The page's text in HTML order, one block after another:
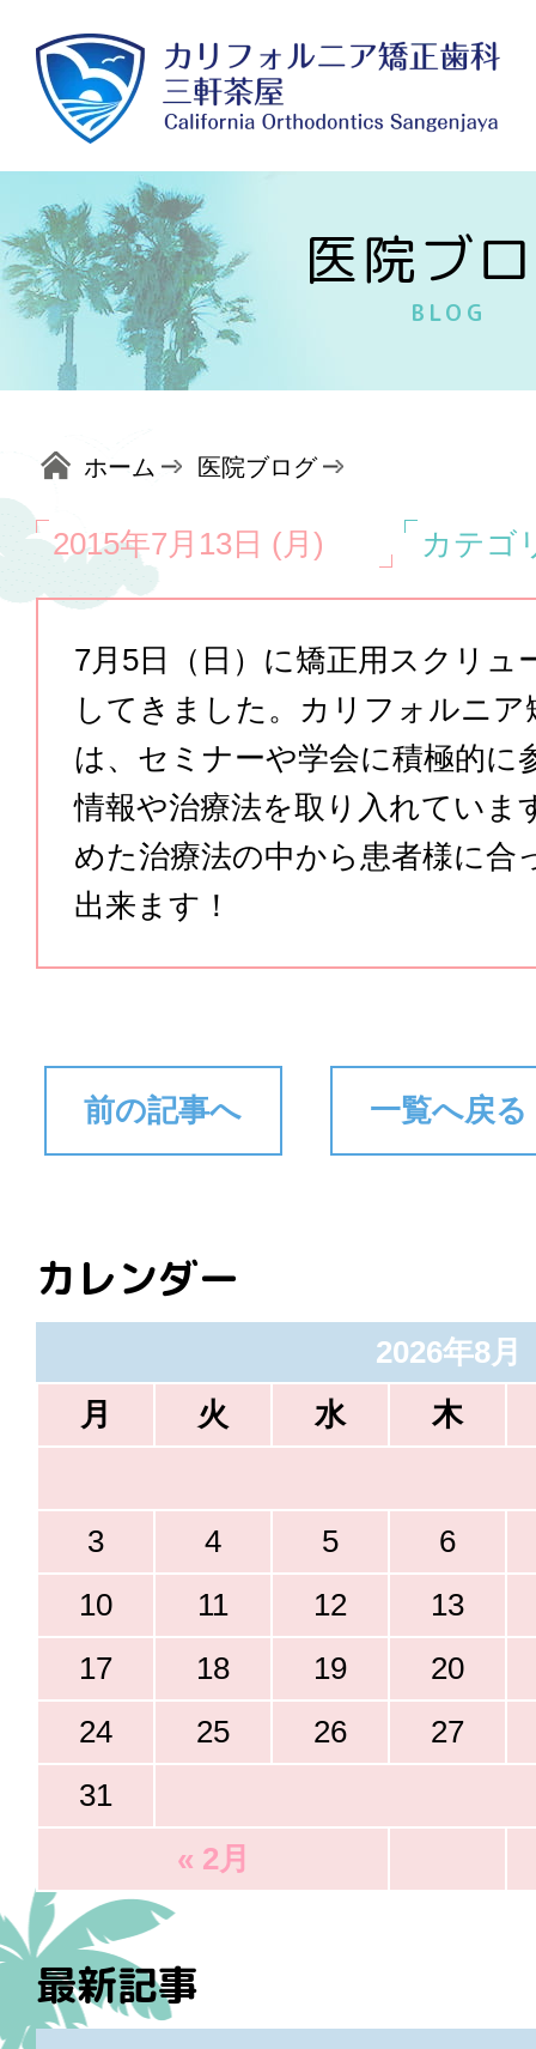
医院ブ
BLOG
ホーム 医院ブログ
2015年7月13日 (月) カテゴ
7月5日（日）に矯正用スクリュ
してきました。カリフォルニア
は、セミナーや学会に積極的に
情報や治療法を取り入れていま
めた治療法の中から患者様に合
出来ます！
前の記事へ 一覧へ戻る
カレンダー
2026年8月
月
火 水 木
« 2月
3 4 5
6
10
11 12
13
17
18 19
20
24
25 26
27
31
最新記事